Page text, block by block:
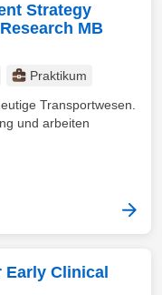
Strategy
MB
Praktikum
Transportwesen.
und arbeiten
Clinical